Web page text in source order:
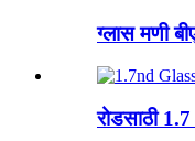
ग्लास मणी
रोडसाठी